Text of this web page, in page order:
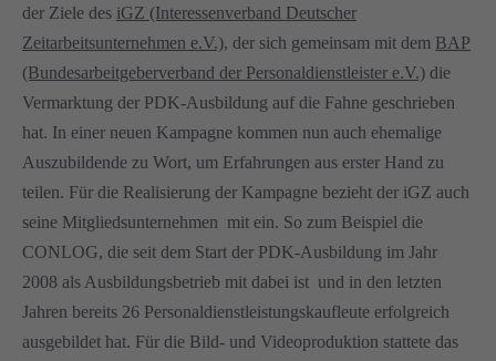
der Ziele des iGZ (Interessenverband Deutscher
Zeitarbeitsunternehmen e.V.), der sich gemeinsam mit dem BAP
(Bundesarbeitgeberverband der Personaldienstleister e.V.) die
Vermarktung der PDK-Ausbildung auf die Fahne geschrieben
hat. In einer neuen Kampagne kommen nun auch ehemalige
Auszubildende zu Wort, um Erfahrungen aus erster Hand zu
teilen. Für die Realisierung der Kampagne bezieht der iGZ auch
seine Mitgliedsunternehmen mit ein. So zum Beispiel die
CONLOG, die seit dem Start der PDK-Ausbildung im Jahr
2008 als Ausbildungsbetrieb mit dabei ist und in den letzten
Jahren bereits 26 Personaldienstleistungskaufleute erfolgreich
ausgebildet hat. Für die Bild- und Videoproduktion stattete das